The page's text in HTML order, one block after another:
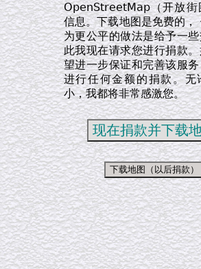
OpenStreetMap（开放街
信息。下载地图是免费的，
为更公平的做法是给予一
此我现在请求您进行捐款
望进一步保证和完善该服
进行任何金额的捐款。无
小，我都将非常感激您。